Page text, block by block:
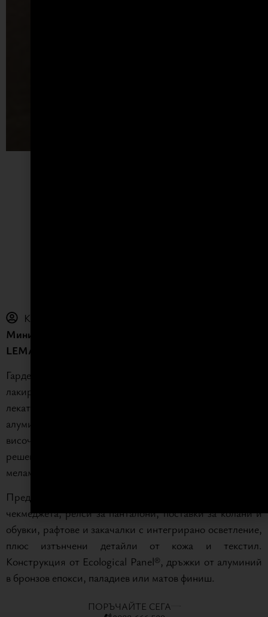
Клиент: Lema
Минимален, елегантен дизайн с панти — Officinadesign
LEMA
Гардеробът
лакирани врати, белязани от елегантния детайл на
леката, тънка линия на дръжката от бронзов анодизиран
алуминий или лак. Напълно персонализируем по
височина, ширина и дълбочина, с налични ъглови
решения. Вратите са 25 мм от MDF tupan или
меламинов панел с богат избор от финиши.
Предлага богата вътрешна персонализация —
чекмеджета, релси за панталони, поставки за колани и
обувки, рафтове и закачалки с интегрирано осветление,
плюс изтънчени детайли от кожа и текстил.
Конструкция от Ecological Panel®, дръжки от алуминий
в бронзов епокси, паладиев или матов финиш.
ПОРЪЧАЙТЕ СЕГА